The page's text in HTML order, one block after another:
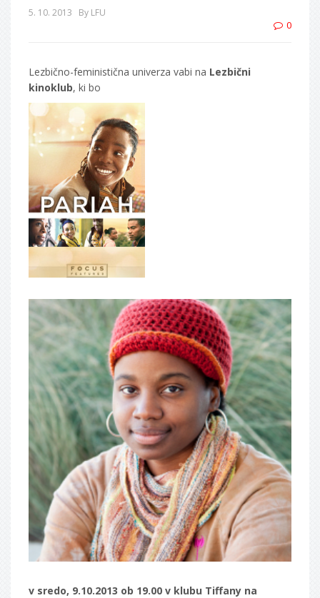
5. 10. 2013 By LFU
0
Lezbično-feministična univerza vabi na Lezbični
kinoklub, ki bo
v sredo, 9.10.2013 ob 19.00 v klubu Tiffany na